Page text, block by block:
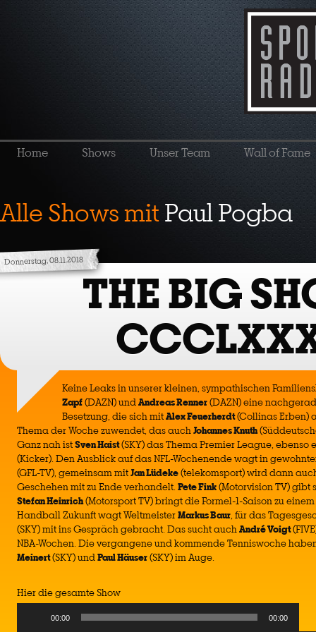
Home Shows Unser Team Wall of Fame
Alle Shows mitPaul Pogba
Donnerstag, 08.11.2018
THE BIG
Keine Leaks in unserer kleinen, sympathischen
Zapf(DAZN) undAndreas Renner(DAZN) eine
Besetzung, die sich mitAlex Feuerherdt(Collinas Erben)
Thema der Woche zuwendet, das auchJohannes Knuth
Ganz nah istSven Haist(SKY) das Thema Premier League, ebenso
(Kicker). Den Ausblick auf das NFL-Wochenende wagt in
(GFL-TV), gemeinsam mitJan Lüdeke(telekomsport) wird dann
Geschehen mit zu Ende verhandelt.Pete Fink(Motorvision TV)
Stefan Heinrich(Motorsport TV) bringt die Formel-1-Saison zu
Handball Zukunft wagt WeltmeisterMarkus Baur, für das
(SKY) mit ins Gespräch gebracht. Das sucht auchAndré Voigt
NBA-Wochen. Die vergangene und kommende Tenniswoche
Meinert(SKY) undPaul Häuser(SKY) im Auge.
Hier die gesamte Show
00:00 00:00